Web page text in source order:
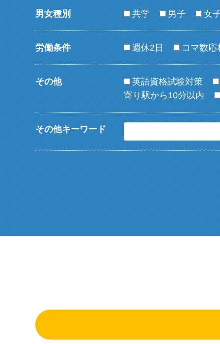
男女種別 共学 男子 女
労働条件 週休2日 コマ数応
その他 英語資格試験対策
寄り駅から10分以内
その他キーワード